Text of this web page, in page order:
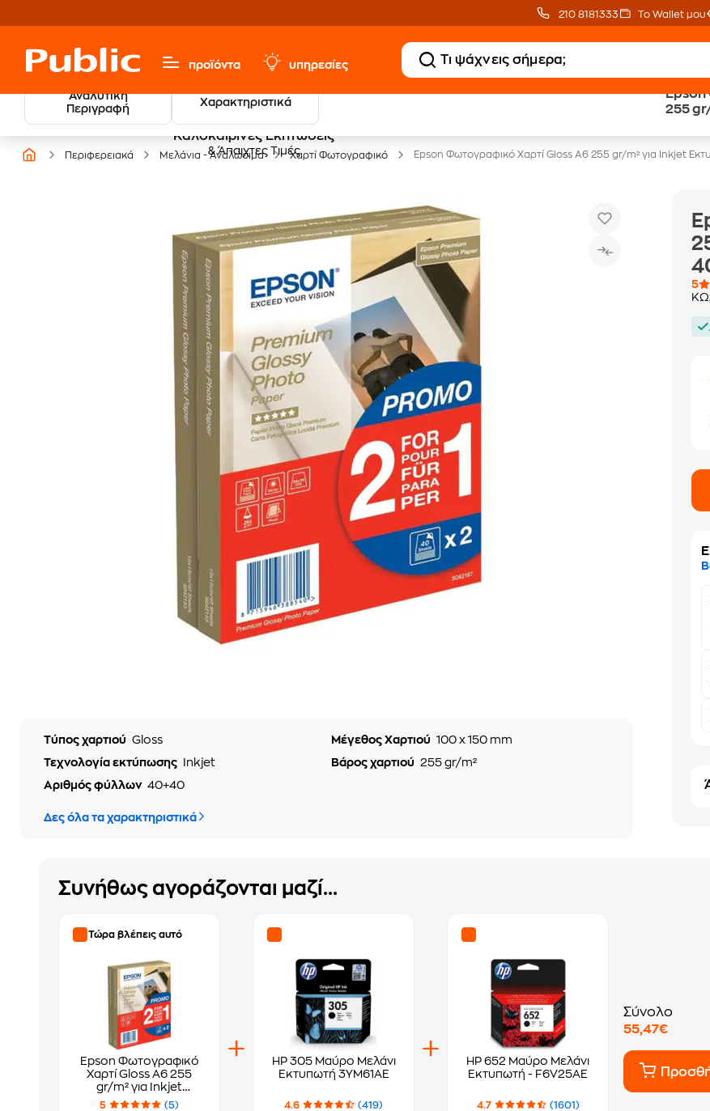
210 8181333 Το Wallet μου
προϊόντα υπηρεσίες
Αναλυτική
Περιγραφή
Χαρακτηριστικά
Epson
255
Καλοκαιρινές Εκπτώσεις
& Άπαιχτες Τιμές
Public
Περιφερειακά Μελάνια - Αναλώσιμα Χαρτί Φωτογραφικό Epson Φωτογραφικό Χαρτί Gloss A6 255 gr/m² για Inkjet
Τύπος χαρτιού Gloss Μέγεθος Χαρτιού 100 x 150 mm
Τεχνολογία εκτύπωσης
Inkjet Βάρος χαρτιού 255 gr/m²
Αριθμός φύλλων 40+40
Δες όλα τα χαρακτηριστικά
5
Συνήθως αγοράζονται μαζί...
Τώρα βλέπεις αυτό
Epson Φωτογραφικό
Χαρτί Gloss A6 255
gr/m² για Inkjet
Εκτυπωτές 40+40
5 (5)
HP 305 Μαύρο Μελάνι
Εκτυπωτή 3YM61AE
4.6 (419)
HP 652 Μαύρο Μελάνι
Εκτυπωτή - F6V25AE
4.7 (1601)
Σύνολο
55,47€